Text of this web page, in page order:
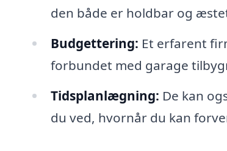
den både er holdbar og
Budgettering: Et erfarent
forbundet med garage
Tidsplanlægning: De kan
du ved, hvornår du kan